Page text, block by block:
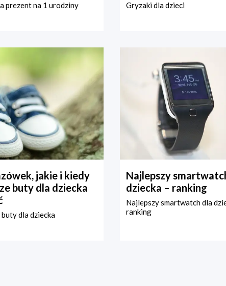
prezent na 1 urodziny Gryzaki dla dzieci
jakie i kiedy
buty dla dziecka
dla dziecka
Najlepszy
dziecka – ranking
Najlepszy smartwatch dla
ranking